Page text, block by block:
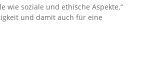
wie soziale und ethische Aspekte.“
und damit auch für eine